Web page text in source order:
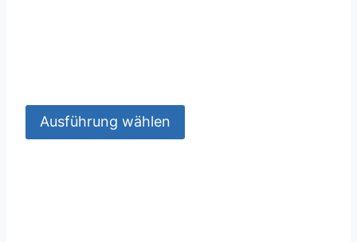
Ausführung wählen